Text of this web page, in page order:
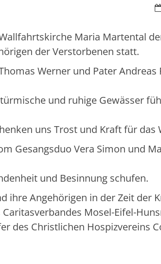
Maria Martental
der Verstorbenen statt.
Werner und Pater Andreas
und ruhige Gewässer
uns Trost und Kraft für das
Gesangsduo Vera Simon und
und Besinnung schufen.
ihre Angehörigen in der Zeit der
Mosel-Eifel-
des Christlichen Hospizvereins